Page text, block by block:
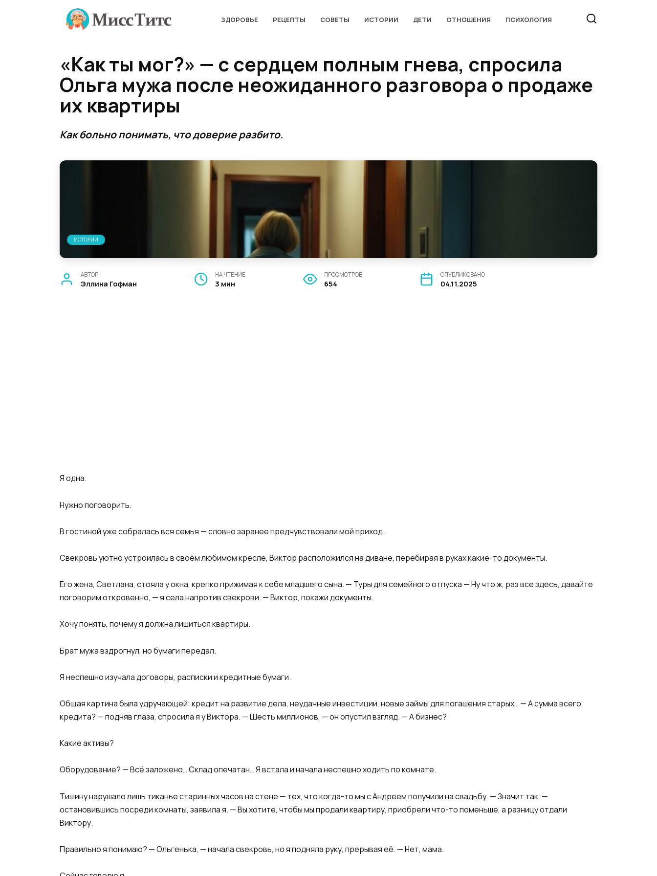
ЗДОРОВЬЕ РЕЦЕПТЫ СОВЕТЫ ИСТОРИИ ДЕТИ ОТНОШЕНИЯ ПСИХОЛОГИЯ
«Как ты мог?» — с сердцем полным гнева, спросила
Ольга мужа после неожиданного разговора о продаже
их квартиры
Как больно понимать, что доверие разбито.
ИСТОРИИ
АВТОР
Эллина Гофман
НА ЧТЕНИЕ
3 мин
ПРОСМОТРОВ
654
ОПУБЛИКОВАНО
04.11.2025
Я одна.
Нужно поговорить.
В гостиной уже собралась вся семья — словно заранее предчувствовали мой приход.
Свекровь уютно устроилась в своём любимом кресле, Виктор расположился на диване, перебирая в руках какие-то документы.
Его жена, Светлана, стояла у окна, крепко прижимая к себе младшего сына. — Туры для семейного отпуска — Ну что ж, раз все здесь, давайте
поговорим откровенно, — я села напротив свекрови. — Виктор, покажи документы.
Хочу понять, почему я должна лишиться квартиры.
Брат мужа вздрогнул, но бумаги передал.
Я неспешно изучала договоры, расписки и кредитные бумаги.
Общая картина была удручающей: кредит на развитие дела, неудачные инвестиции, новые займы для погашения старых… — А сумма всего
кредита? — подняв глаза, спросила я у Виктора. — Шесть миллионов, — он опустил взгляд. — А бизнес?
Какие активы?
Оборудование? — Всё заложено… Склад опечатан… Я встала и начала неспешно ходить по комнате.
Тишину нарушало лишь тиканье старинных часов на стене — тех, что когда-то мы с Андреем получили на свадьбу. — Значит так, —
остановившись посреди комнаты, заявила я. — Вы хотите, чтобы мы продали квартиру, приобрели что-то поменьше, а разницу отдали
Виктору.
Правильно я понимаю? — Ольгенька, — начала свекровь, но я подняла руку, прерывая её. — Нет, мама.